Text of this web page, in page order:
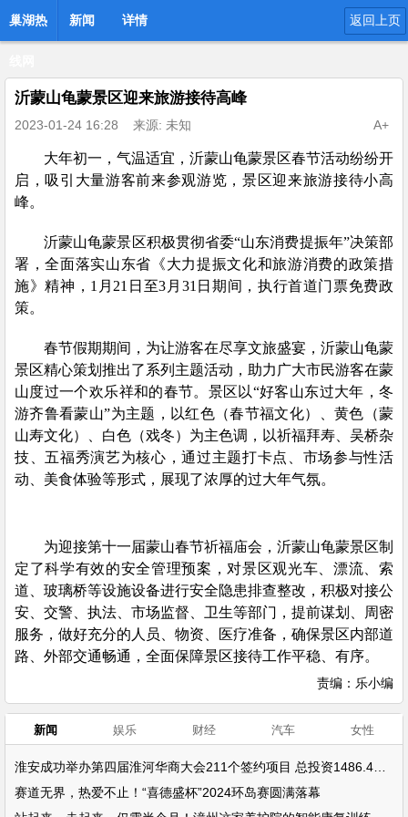
巢湖热 新闻 详情 返回上页
沂蒙山龟蒙景区迎来旅游接待高峰
2023-01-24 16:28 来源: 未知 A+
大年初一，气温适宜，沂蒙山龟蒙景区春节活动纷纷开
启，吸引大量游客前来参观游览，景区迎来旅游接待小高
峰。
沂蒙山龟蒙景区积极贯彻省委“山东消费提振年”决策部
署，全面落实山东省《大力提振文化和旅游消费的政策措
施》精神，1月21日至3月31日期间，执行首道门票免费政
策。
春节假期期间，为让游客在尽享文旅盛宴，沂蒙山龟蒙
景区精心策划推出了系列主题活动，助力广大市民游客在蒙
山度过一个欢乐祥和的春节。景区以“好客山东过大年，冬
游齐鲁看蒙山”为主题，以红色（春节福文化）、黄色（蒙
山寿文化）、白色（戏冬）为主色调，以祈福拜寿、吴桥杂
技、五福秀演艺为核心，通过主题打卡点、市场参与性活
动、美食体验等形式，展现了浓厚的过大年气氛。
为迎接第十一届蒙山春节祈福庙会，沂蒙山龟蒙景区制
定了科学有效的安全管理预案，对景区观光车、漂流、索
道、玻璃桥等设施设备进行安全隐患排查整改，积极对接公
安、交警、执法、市场监督、卫生等部门，提前谋划、周密
服务，做好充分的人员、物资、医疗准备，确保景区内部道
路、外部交通畅通，全面保障景区接待工作平稳、有序。
责编：乐小编
新闻 娱乐 财经 汽车 女性
赛道无界，热爱不止！“喜德盛杯”2024环岛赛圆满落幕